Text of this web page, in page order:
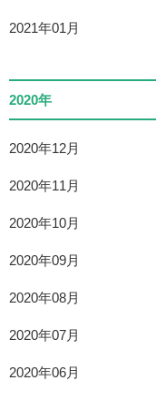
2021年01月
2020年
2020年12月
2020年11月
2020年10月
2020年09月
2020年08月
2020年07月
2020年06月